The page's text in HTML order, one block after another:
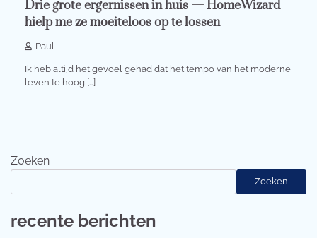
Drie grote ergernissen in huis — HomeWizard
hielp me ze moeiteloos op te lossen
Paul
Ik heb altijd het gevoel gehad dat het tempo van het moderne
leven te hoog […]
Zoeken
Zoeken
recente berichten